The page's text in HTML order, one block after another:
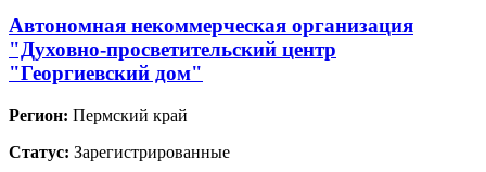
Автономная некоммерческая организация
"Духовно-просветительский центр
"Георгиевский дом"
Регион: Пермский край
Статус: Зарегистрированные